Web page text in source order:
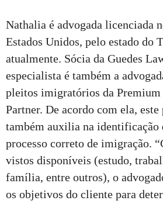
Nathalia é advogada licenciada
Estados Unidos, pelo estado do
atualmente. Sócia da Guedes
especialista é também a
pleitos imigratórios da
Partner. De acordo com ela,
também auxilia na identificação
processo correto de imigração.
vistos disponíveis (estudo,
família, entre outros), o
os objetivos do cliente para